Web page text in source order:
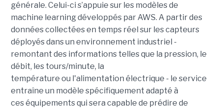
générale. Celui-ci s’appuie sur les modèles de
machine learning développés par AWS. A partir des
données collectées en temps réel sur les capteurs
déployés dans un environnement industriel -
remontant des informations telles que la pression, le
débit, les tours/minute, la
température ou l'alimentation électrique - le service
entraîne un modèle spécifiquement adapté à
ces équipements qui sera capable de prédire de